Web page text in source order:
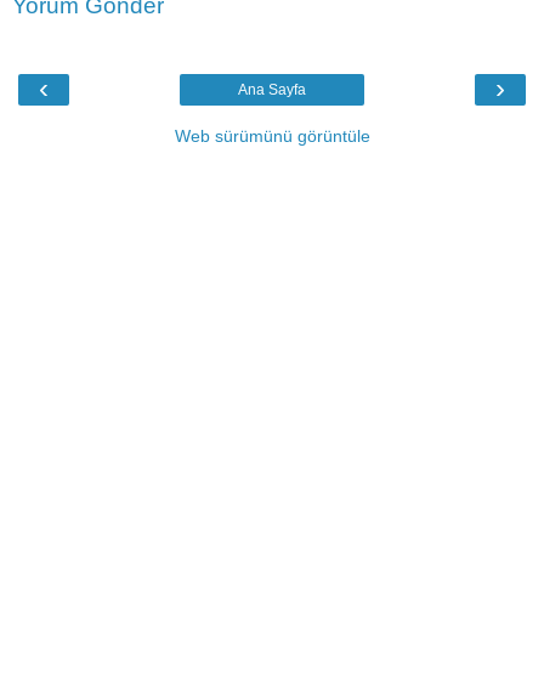
Yorum Gönder
‹ ›
Ana Sayfa
Web sürümünü görüntüle